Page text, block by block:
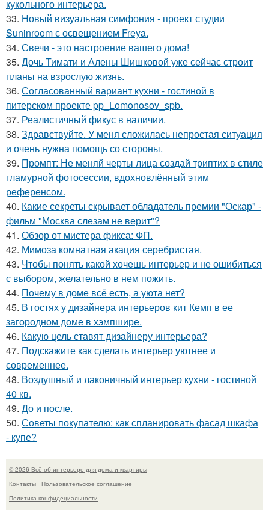
кукольного интерьера.
33. Новый визуальная симфония - проект студии
Suninroom с освещением Freya.
34. Свечи - это настроение вашего дома!
35. Дочь Тимати и Алены Шишковой уже сейчас строит
планы на взрослую жизнь.
36. Согласованный вариант кухни - гостиной в
питерском проекте pp_Lomonosov_spb.
37. Реалистичный фикус в наличии.
38. Здравствуйте. У меня сложилась непростая ситуация
и очень нужна помощь со стороны.
39. Промпт: Не меняй черты лица создай триптих в стиле
гламурной фотосессии, вдохновлённый этим
референсом.
40. Какие секреты скрывает обладатель премии "Оскар" -
фильм "Москва слезам не верит"?
41. Обзор от мистера фикса: ФП.
42. Мимоза комнатная акация серебристая.
43. Чтобы понять какой хочешь интерьер и не ошибиться
с выбором, желательно в нем пожить.
44. Почему в доме всё есть, а уюта нет?
45. В гостях у дизайнера интерьеров кит Кемп в ее
загородном доме в хэмпшире.
46. Какую цель ставят дизайнеру интерьера?
47. Подскажите как сделать интерьер уютнее и
современнее.
48. Воздушный и лаконичный интерьер кухни - гостиной
40 кв.
49. До и после.
50. Советы покупателю: как спланировать фасад шкафа
- купе?
© 2026 Всё об интерьере для дома и квартиры
Контакты
Пользовательское соглашение
Политика конфидециальности